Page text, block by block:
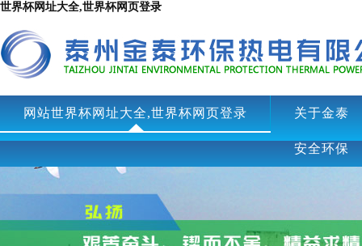
世界杯网址大全,世界杯网页登录
网站世界杯网址大全,世界杯网页登录 关于金泰
安全环保